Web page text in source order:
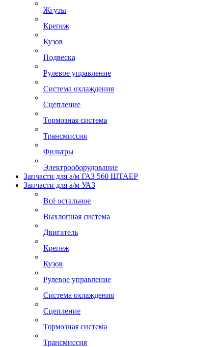
Жгуты
Крепеж
Кузов
Подвеска
Рулевое управление
Система охлаждения
Сцепление
Тормозная система
Трансмиссия
Фильтры
Электрооборудование
Запчасти для а/м ГАЗ 560 ШТАЕР
Запчасти для а/м УАЗ
Всё остальное
Выхлопная система
Двигатель
Крепеж
Кузов
Рулевое управление
Система охлаждения
Сцепление
Тормозная система
Трансмиссия